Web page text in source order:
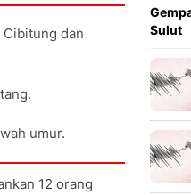
Cibitung dan
umur.
12 orang
Sulut